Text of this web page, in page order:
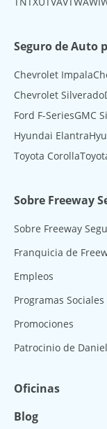
Seguro de Auto
Chevrolet Impala
Chevrolet Silverado
Ford F-SeriesGMC
Hyundai Elantra
Toyota Corolla
Sobre Freeway
Sobre Freeway
Franquicia de
Empleos
Programas Sociales
Promociones
Patrocinio de
Oficinas
Blog